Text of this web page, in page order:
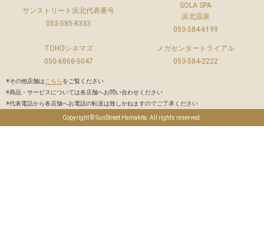
サンストリート浜北代表番号
053-585-8333
SOLA SPA
浜北温泉
053-584-6199
TOHOシネマズ
050-6868-5047
メガセンタートライアル
053-584-2222
※その他店舗は こちらをご覧ください
※商品・サービスについては各店舗へお問い合わせください
※代表電話から各店舗へお電話の転送は致しかねますのでご了承ください
Copyright © SunStreet Hamakita. All rights reserved.